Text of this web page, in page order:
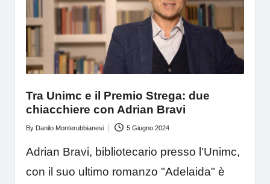
Tra Unimc e il Premio Strega: due
chiacchiere con Adrian Bravi
Posted
By Danilo Monterubbianesi 5 Giugno 2024
Adrian Bravi, bibliotecario presso l'Unimc,
con il suo ultimo romanzo "Adelaida" è